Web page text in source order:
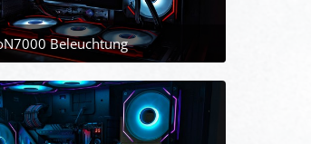
Beleuchtung
25. April 2024 um 21:08